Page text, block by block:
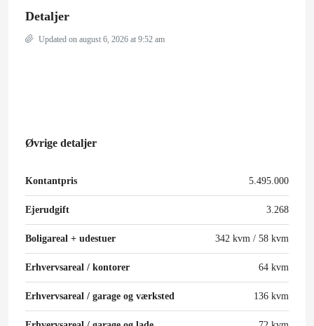
Detaljer
Updated on august 6, 2026 at 9:52 am
Øvrige detaljer
Kontantpris 5.495.000
Ejerudgift 3.268
Boligareal + udestuer 342 kvm / 58 kvm
Erhvervsareal / kontorer 64 kvm
Erhvervsareal / garage og værksted 136 kvm